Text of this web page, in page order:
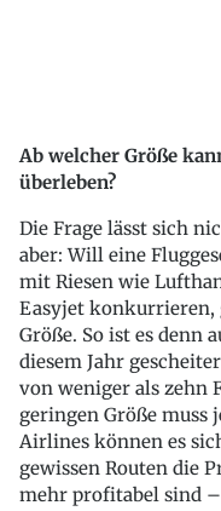
Ab welcher Größe
überleben?
Die Frage lässt sich
aber: Will eine
mit Riesen wie
Easyjet konkurrieren,
Größe. So ist es denn
diesem Jahr
von weniger als zehn
geringen Größe muss
Airlines können es
gewissen Routen die
mehr profitabel sind